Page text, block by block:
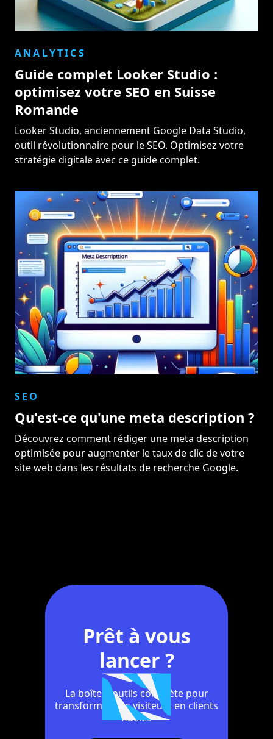
ANALYTICS
Guide complet Looker Studio :
optimisez votre SEO en Suisse
Romande
Looker Studio, anciennement Google Data Studio,
outil révolutionnaire pour le SEO. Optimisez votre
stratégie digitale avec ce guide complet.
SEO
Qu'est-ce qu'une meta description ?
Découvrez comment rédiger une meta description
optimisée pour augmenter le taux de clic de votre
site web dans les résultats de recherche Google.
Prêt à vous
lancer ?
La boîte à outils complète pour
transformer vos visiteurs en clients
fidèles